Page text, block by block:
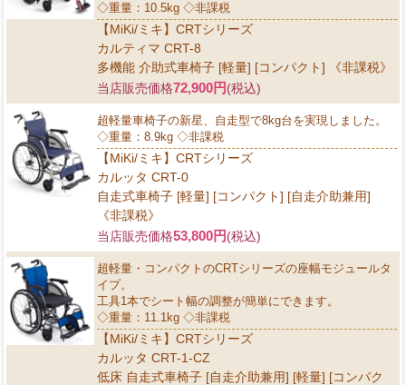
◇重量：10.5kg ◇非課税
【MiKi/ミキ】CRTシリーズ
カルティマ CRT-8
多機能 介助式車椅子 [軽量] [コンパクト] 《非課税》
当店販売価格72,900円(税込)
超軽量車椅子の新星、自走型で8kg台を実現しました。
◇重量：8.9kg ◇非課税
【MiKi/ミキ】CRTシリーズ
カルッタ CRT-0
自走式車椅子 [軽量] [コンパクト] [自走介助兼用]
《非課税》
当店販売価格53,800円(税込)
超軽量・コンパクトのCRTシリーズの座幅モジュールタ
イプ。
工具1本でシート幅の調整が簡単にできます。
◇重量：11.1kg ◇非課税
【MiKi/ミキ】CRTシリーズ
カルッタ CRT-1-CZ
低床 自走式車椅子 [自走介助兼用] [軽量] [コンパク